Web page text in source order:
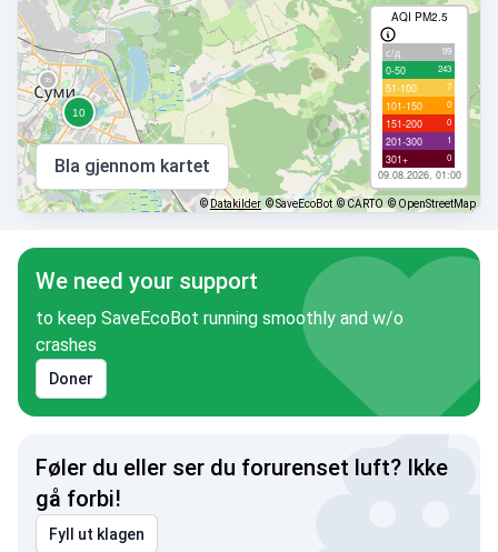
AQI PM2.5
с/д 99
0-50 243
51-100 7
101-150 0
151-200 0
201-300 1
301+ 0
09.08.2026, 01:00
Bla gjennom kartet
© Datakilder © SaveEcoBot © CARTO © OpenStreetMap
We need your support
to keep SaveEcoBot running smoothly and w/o
crashes
Doner
Føler du eller ser du forurenset luft? Ikke
gå forbi!
Fyll ut klagen